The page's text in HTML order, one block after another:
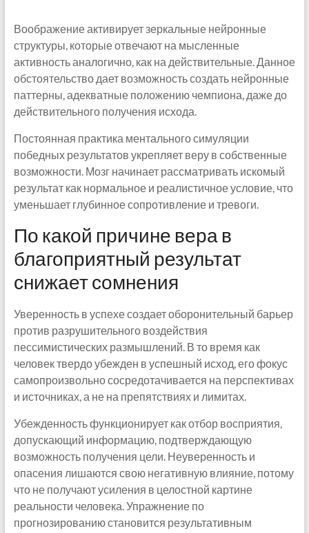
Воображение активирует зеркальные нейронные
структуры, которые отвечают на мысленные
активность аналогично, как на действительные. Данное
обстоятельство дает возможность создать нейронные
паттерны, адекватные положению чемпиона, даже до
действительного получения исхода.
Постоянная практика ментального симуляции
победных результатов укрепляет веру в собственные
возможности. Мозг начинает рассматривать искомый
результат как нормальное и реалистичное условие, что
уменьшает глубинное сопротивление и тревоги.
По какой причине вера в
благоприятный результат
снижает сомнения
Уверенность в успехе создает оборонительный барьер
против разрушительного воздействия
пессимистических размышлений. В то время как
человек твердо убежден в успешный исход, его фокус
самопроизвольно сосредотачивается на перспективах
и источниках, а не на препятствиях и лимитах.
Убежденность функционирует как отбор восприятия,
допускающий информацию, подтверждающую
возможность получения цели. Неуверенность и
опасения лишаются свою негативную влияние, потому
что не получают усиления в целостной картине
реальности человека. Упражнение по
прогнозированию становится результативным